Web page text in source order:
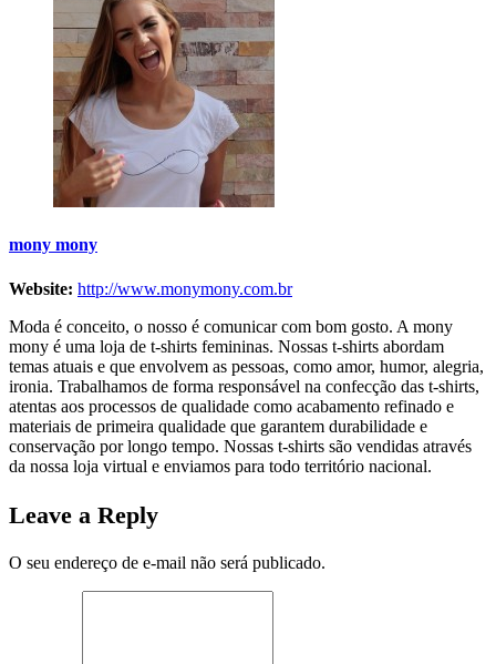
mony mony
Website: http://www.monymony.com.br
Moda é conceito, o nosso é comunicar com bom gosto. A mony
mony é uma loja de t-shirts femininas. Nossas t-shirts abordam
temas atuais e que envolvem as pessoas, como amor, humor, alegria,
ironia. Trabalhamos de forma responsável na confecção das t-shirts,
atentas aos processos de qualidade como acabamento refinado e
materiais de primeira qualidade que garantem durabilidade e
conservação por longo tempo. Nossas t-shirts são vendidas através
da nossa loja virtual e enviamos para todo território nacional.
Leave a Reply
O seu endereço de e-mail não será publicado.